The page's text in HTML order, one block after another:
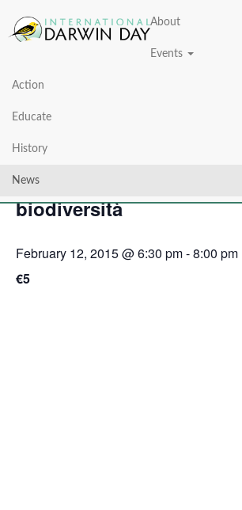
About
Events
Action
Educate
History
News
Animal (R)evolution:
biodiversità
February 12, 2015 @ 6:30 pm-8:00 pm
€5